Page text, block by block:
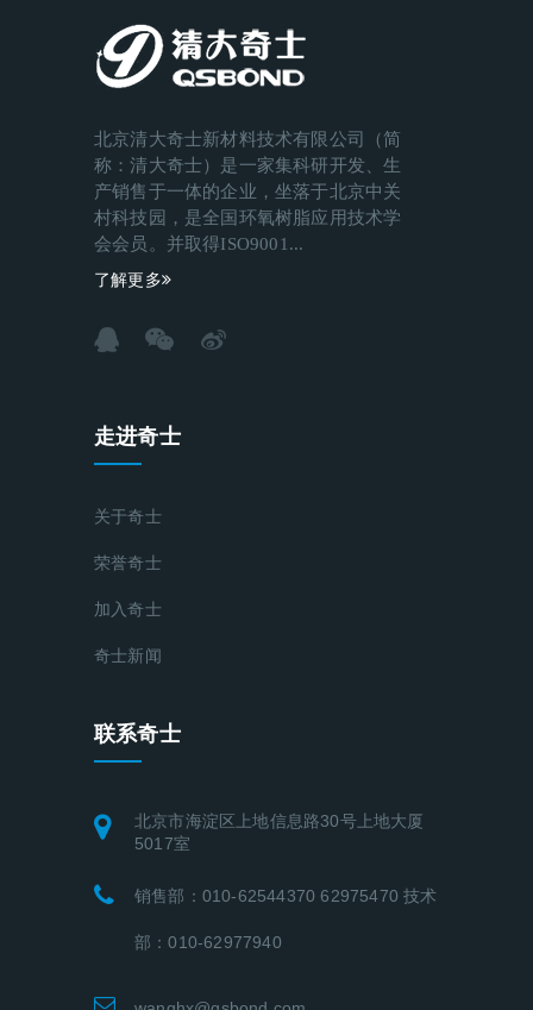
北京清大奇士新材料技术有限公司（简
称：清大奇士）是一家集科研开发、生
产销售于一体的企业，坐落于北京中关
村科技园，是全国环氧树脂应用技术学
会会员。并取得ISO9001...
了解更多
走进奇士
关于奇士
荣誉奇士
加入奇士
奇士新闻
联系奇士
北京市海淀区上地信息路30号上地大厦
5017室
销售部：010-62544370 62975470 技术
部：010-62977940